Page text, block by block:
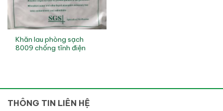
Khăn lau phòng sạch
8009 chống tĩnh điện
THÔNG TIN LIÊN HỆ